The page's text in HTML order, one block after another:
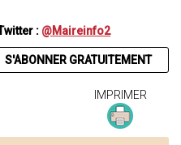
: @Maireinfo2
S'ABONNER GRATUITEMENT
IMPRIMER